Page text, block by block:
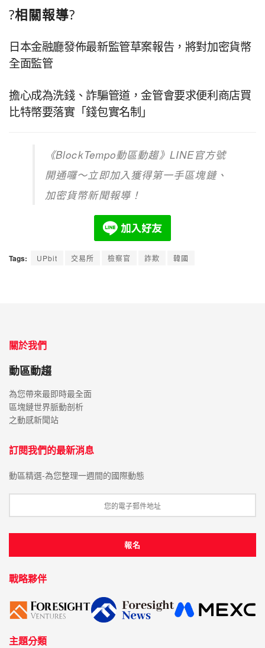
?相關報導?
日本金融廳發佈最新監管草案報告，將對加密貨幣
全面監管
擔心成為洗錢、詐騙管道，金管會要求便利商店買
比特幣要落實「錢包實名制」
《BlockTempo動區動趨》 LINE官方號
開通囉～立即加入獲得第一手區塊鏈、
加密貨幣新聞報導！
Tags: UPbit 交易所 檢察官 詐欺 韓國
關於我們
動區動趨
為您帶來最即時最全面
區塊鏈世界脈動剖析
之動感新聞站
訂閱我們的最新消息
動區精選-為您整理一週間的國際動態
戰略夥伴
主題分類